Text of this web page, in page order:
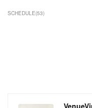
SCHEDULE(53)